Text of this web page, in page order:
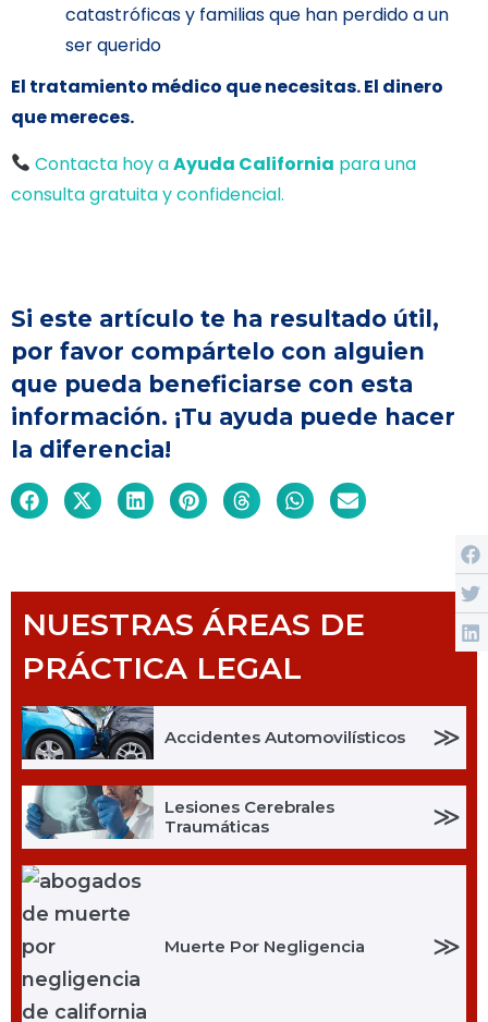
catastróficas y familias que han perdido a un
ser querido
El tratamiento médico que necesitas. El dinero
que mereces.
Contacta hoy aAyuda California para una
consulta gratuita y confidencial.
Si este artículo te ha resultado útil,
por favor compártelo con alguien
que pueda beneficiarse con esta
información. ¡Tu ayuda puede hacer
la diferencia!
NUESTRAS ÁREAS DE
PRÁCTICA LEGAL
Accidentes Automovilísticos ≫
Lesiones Cerebrales
Traumáticas
≫
Muerte Por Negligencia ≫